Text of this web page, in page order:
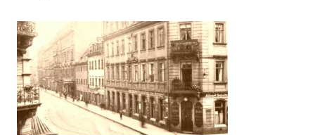
Anzeige